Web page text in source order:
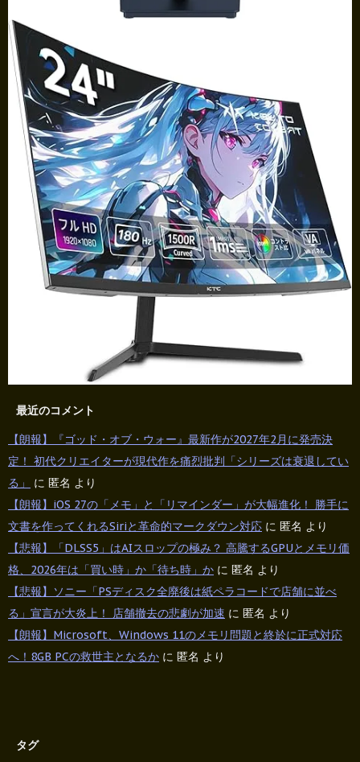
最近のコメント
【朗報】『ゴッド・オブ・ウォー』最新作が2027年2月に発売決
定！ 初代クリエイターが現代作を痛烈批判「シリーズは衰退してい
る」
に 匿名 より
【朗報】iOS 27の「メモ」と「リマインダー」が大幅進化！ 勝手に
文書を作ってくれるSiriと革命的マークダウン対応 に 匿名 より
【悲報】「DLSS5」はAIスロップの極み？ 高騰するGPUとメモリ価
格、2026年は「買い時」か「待ち時」か に 匿名 より
【悲報】ソニー「PSディスク全廃後は紙ペラコードで店舗に並べ
る」宣言が大炎上！ 店舗撤去の悲劇が加速 に 匿名 より
【朗報】Microsoft、Windows 11のメモリ問題と終於に正式対応
へ！8GB PCの救世主となるか に 匿名 より
タグ